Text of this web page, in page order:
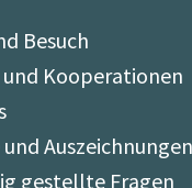
Besuch
und Kooperationen
Auszeichnungen
gestellte Fragen